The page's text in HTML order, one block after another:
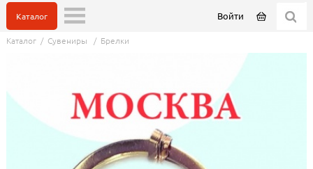
Войти
Каталог
Каталог/ Сувениры / Брелки